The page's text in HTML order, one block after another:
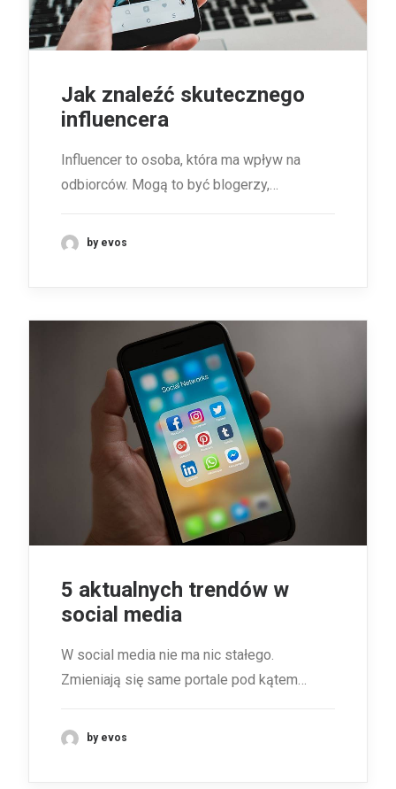
Jak znaleźć skutecznego
influencera
Influencer to osoba, która ma wpływ na
odbiorców. Mogą to być blogerzy,…
by evos
5 aktualnych trendów w
social media
W social media nie ma nic stałego.
Zmieniają się same portale pod kątem…
by evos